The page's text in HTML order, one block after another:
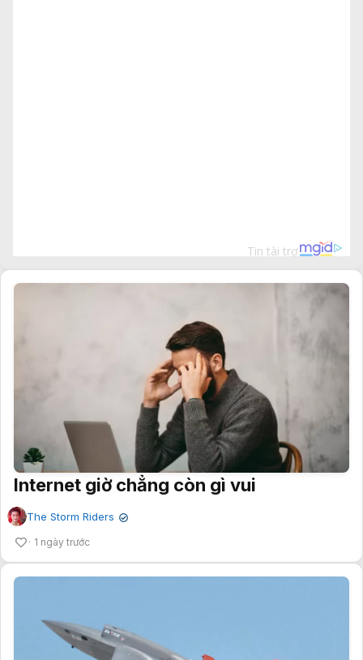
Internet giờ chẳng còn gì vui
The Storm Riders ✔
1 ngày trước